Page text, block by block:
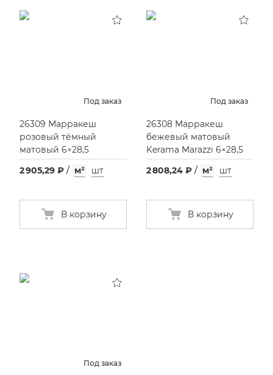
Под заказ
26309 Марракеш
розовый тёмный
матовый 6×28,5
2 905,29 ₽ / м² шт
В корзину
Под заказ
26308 Марракеш
бежевый матовый
Kerama Marazzi 6×28,5
2 808,24 ₽ / м² шт
В корзину
Под заказ